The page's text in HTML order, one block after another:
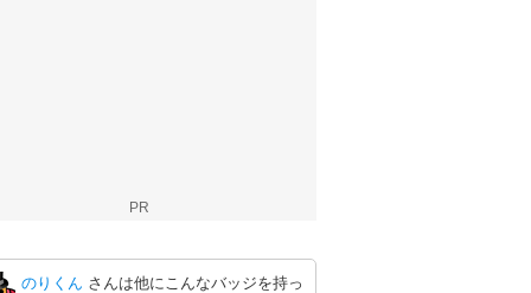
PR
のりくん さんは他にこんなバッジを持っ